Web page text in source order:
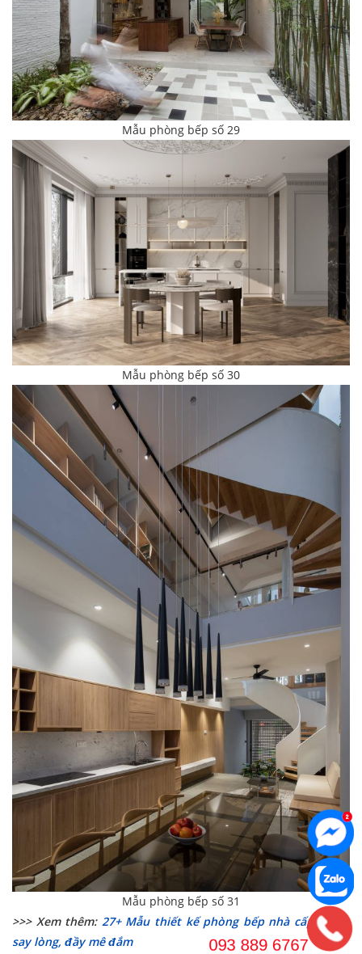
Mẫu phòng bếp số 29
Mẫu phòng bếp số 30
Mẫu phòng bếp số 31
>>> Xem thêm: 27+ Mẫu thiết kế phòng bếp nhà cấp 4 đẹp
say lòng, đầy mê đắm